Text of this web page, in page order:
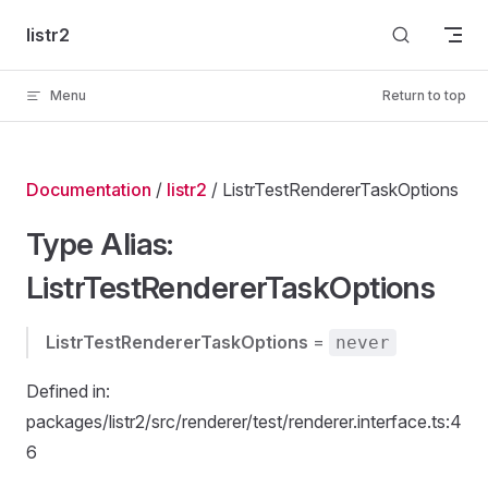
Skip to content
listr2
Menu Return to top
Documentation / listr2 / ListrTestRendererTaskOptions
Type Alias:
ListrTestRendererTaskOptions
ListrTestRendererTaskOptions = never
Defined in:
packages/listr2/src/renderer/test/renderer.interface.ts:4
6